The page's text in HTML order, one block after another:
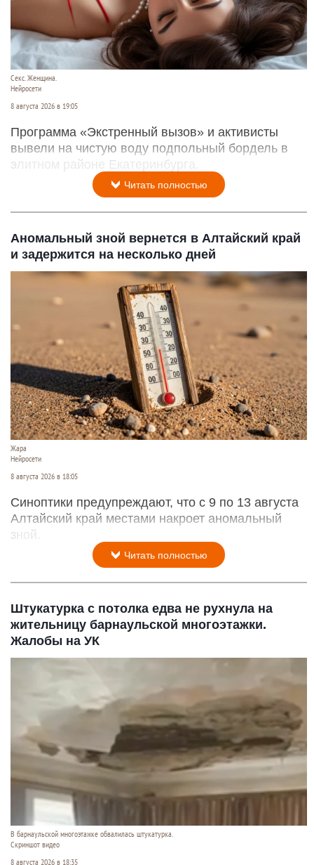
Секс. Женщина.
Нейросети
8 августа 2026 в 19:05
Программа «Экстренный вызов» и активисты
вывели на чистую воду подпольный бордель в
элитном районе Екатеринбурга.
Читать полностью
Аномальный зной вернется в Алтайский край
и задержится на несколько дней
Жара
Нейросети
8 августа 2026 в 18:05
Синоптики предупреждают, что с 9 по 13 августа
Алтайский край местами накроет аномальный
зной.
Читать полностью
Штукатурка с потолка едва не рухнула на
жительницу барнаульской многоэтажки.
Жалобы на УК
В барнаульской многоэтажке обвалилась штукатурка.
Скриншот видео
8 августа 2026 в 18:35